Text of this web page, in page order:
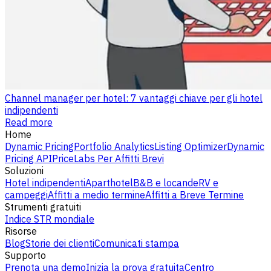
Channel manager per hotel: 7 vantaggi chiave per gli hotel
indipendenti
Read more
Home
Dynamic PricingPortfolio AnalyticsListing OptimizerDynamic
Pricing APIPriceLabs Per Affitti Brevi
Soluzioni
Hotel indipendentiAparthotelB&B e locandeRV e
campeggiAffitti a medio termineAffitti a Breve Termine
Strumenti gratuiti
Indice STR mondiale
Risorse
BlogStorie dei clientiComunicati stampa
Supporto
Prenota una demoInizia la prova gratuitaCentro